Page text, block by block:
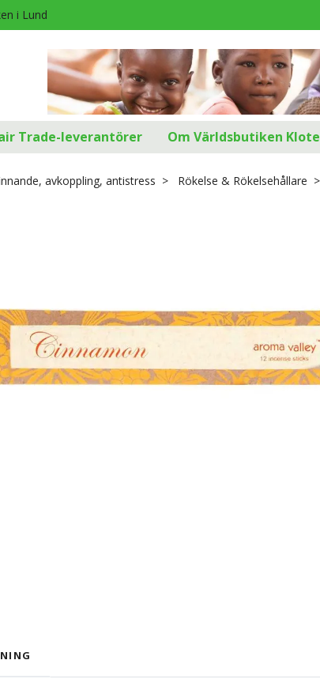
i Lund
Trade-leverantörer Om Världsbutiken
avkoppling, antistress Rökelse & Rökelsehållare